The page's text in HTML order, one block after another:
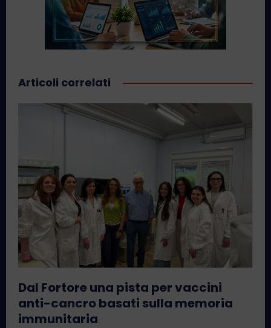
Articoli correlati
Dal Fortore una pista per vaccini
anti-cancro basati sulla memoria
immunitaria